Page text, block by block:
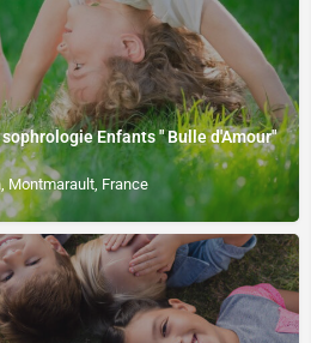
Enfants " Bulle d'Amour"
Montmarault, France